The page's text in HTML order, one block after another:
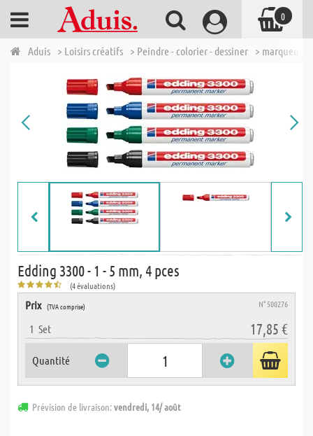
Aduis > Loisirs créatifs > Peindre - colorier - dessiner > marqueur
Edding 3300 - 1 - 5 mm, 4 pces
(4 évaluations)
Prix (TVA comprise) N° 500276
1 Set 17,85 €
Quantité
Prévision de livraison:vendredi, 14/ août
0